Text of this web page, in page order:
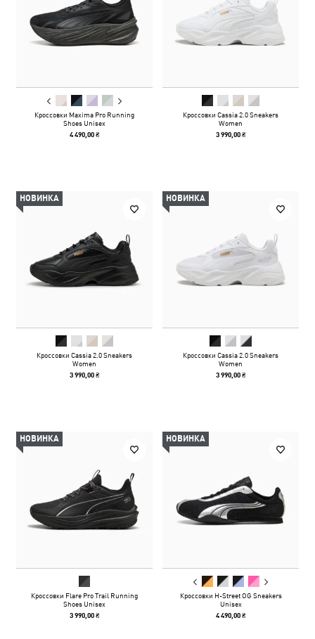
Кроссовки Maxima Pro Running
Shoes Unisex
4 490,00 ₴
Кроссовки Cassia 2.0 Sneakers
Women
3 990,00 ₴
НОВИНКА
Кроссовки Cassia 2.0 Sneakers
Women
3 990,00 ₴
НОВИНКА
Кроссовки Cassia 2.0 Sneakers
Women
3 990,00 ₴
НОВИНКА
Кроссовки Flare Pro Trail Running
Shoes Unisex
3 990,00 ₴
НОВИНКА
Кроссовки H-Street OG Sneakers
Unisex
4 490,00 ₴